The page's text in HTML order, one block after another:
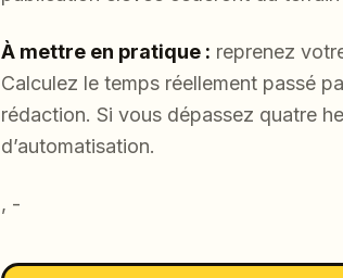
À mettre en pratique : reprenez
Calculez le temps réellement passé
rédaction. Si vous dépassez quatre
d’automatisation.
, -